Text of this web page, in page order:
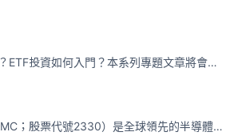
ETF是什麼？ETF投資如何入門？本系列專題文章將會告訴你新手必須知道的ETF基礎知識。
台積電（tSMC；股票代號2330）是全球領先的半導體代工公司，成立於1987年，總部位於台灣新竹。且已於美國、日本、德國及中國設廠，台積電是全球首家專業積體電路製造服務公司，也是全球最先進和最大規模的半導體代工廠。